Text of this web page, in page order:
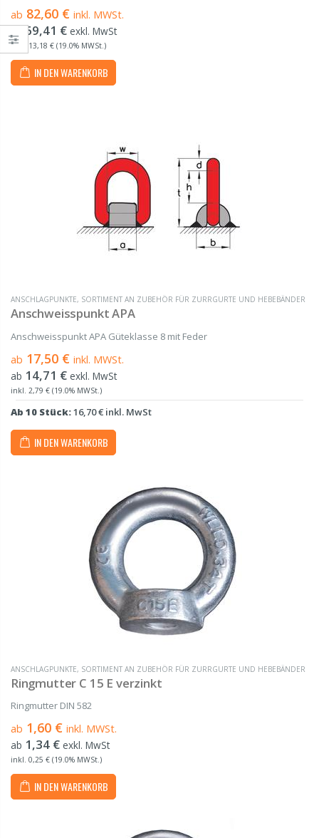
ab 82,60 € inkl. MWSt.
69,41 € exkl. MwSt
inkl. 13,18 € (19.0% MWSt.)
IN DEN WARENKORB
ANSCHLAGPUNKTE, SORTIMENT AN ZUBEHÖR FÜR ZURRGURTE UND HEBEBÄNDER
Anschweisspunkt APA
Anschweisspunkt APA Güteklasse 8 mit Feder
ab 17,50 € inkl. MWSt.
ab 14,71 € exkl. MwSt
inkl. 2,79 € (19.0% MWSt.)
Ab 10 Stück:16,70 € inkl. MwSt
IN DEN WARENKORB
ANSCHLAGPUNKTE, SORTIMENT AN ZUBEHÖR FÜR ZURRGURTE UND HEBEBÄNDER
Ringmutter C 15 E verzinkt
Ringmutter DIN 582
ab 1,60 € inkl. MWSt.
ab 1,34 € exkl. MwSt
inkl. 0,25 € (19.0% MWSt.)
IN DEN WARENKORB